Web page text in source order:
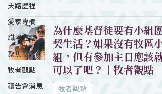
天路歷程
愛家專欄
職場充電
聚焦聖經
牧者觀點
禱告會消息
為什麼基督徒要有小組團
契生活？如果沒有牧區小
組，但有參加主日應該就
可以了吧？｜牧者觀點
牧者觀點